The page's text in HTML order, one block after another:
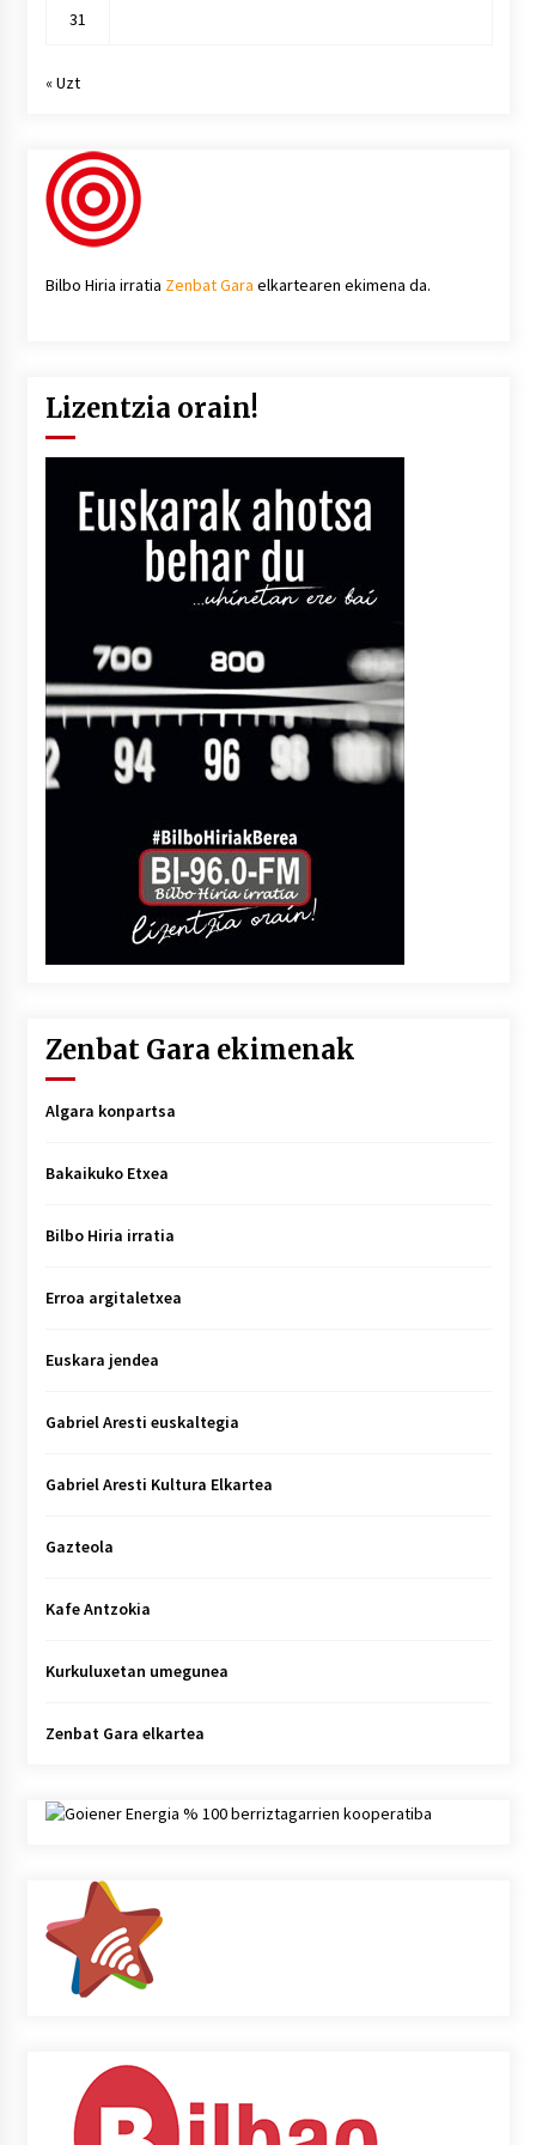
31
« Uzt
Bilbo Hiria irratia Zenbat Gara elkartearen ekimena da.
Lizentzia orain!
Zenbat Gara ekimenak
Algara konpartsa
Bakaikuko Etxea
Bilbo Hiria irratia
Erroa argitaletxea
Euskara jendea
Gabriel Aresti euskaltegia
Gabriel Aresti Kultura Elkartea
Gazteola
Kafe Antzokia
Kurkuluxetan umegunea
Zenbat Gara elkartea